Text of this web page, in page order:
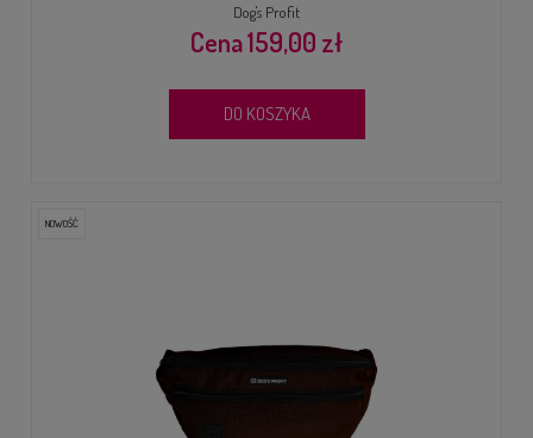
Dog's Profit
159,00 zł
DO KOSZYKA
NOWOŚĆ